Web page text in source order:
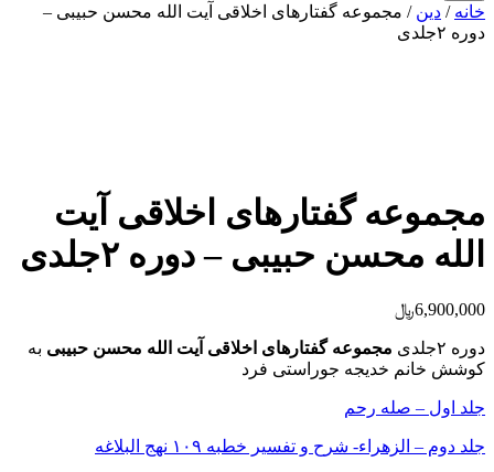
خانه / دین / مجموعه گفتارهای اخلاقی آیت الله محسن حبیبی –
دوره ۲جلدی
مجموعه گفتارهای اخلاقی آیت
الله محسن حبیبی – دوره ۲جلدی
6,900,000﷼
دوره ۲جلدی مجموعه گفتار‎های اخلاقی آیت الله محسن حبیبی
به
کوشش خانم خدیجه جوراستی فرد
جلد اول – صله رحم
جلد دوم – الزهراء- شرح و تفسیر خطبه ۱۰۹ نهج البلاغه